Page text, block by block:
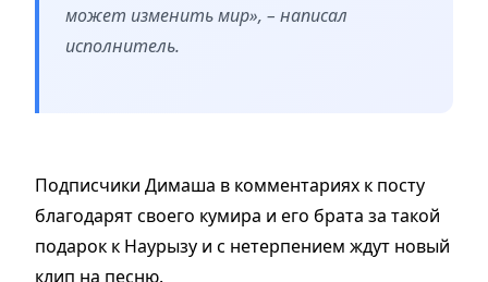
может изменить мир», – написал
исполнитель.
Подписчики Димаша в комментариях к посту
благодарят своего кумира и его брата за такой
подарок к Наурызу и с нетерпением ждут новый
клип на песню.